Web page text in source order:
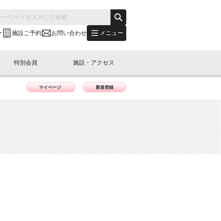
施設ご予約 お問い合わせ メニュー
別会員開催
展・参加
"LINK-BioBAY TOKYO"？
(News Letter)
コラム
ュース・事業紹介
ベント
LINK-J WEST
容
本橋エリアについて
特別会員
し込み
施設・アクセス
予約
マイページ 新規登録